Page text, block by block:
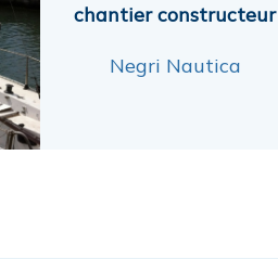
chantier constructeur
Negri Nautica